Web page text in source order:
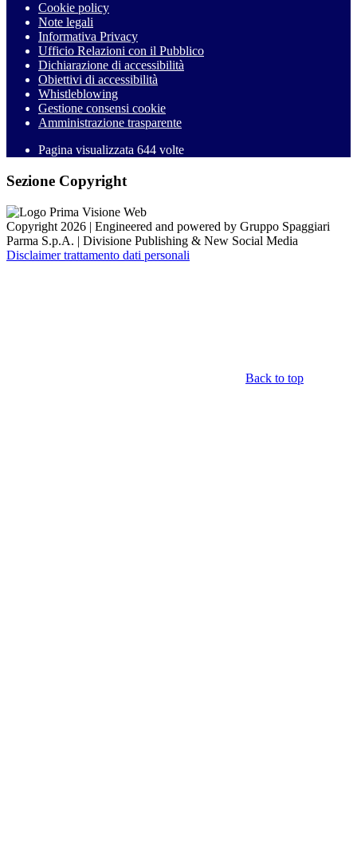
Cookie policy
Note legali
Informativa Privacy
Ufficio Relazioni con il Pubblico
Dichiarazione di accessibilità
Obiettivi di accessibilità
Whistleblowing
Gestione consensi cookie
Amministrazione trasparente
Pagina visualizzata 644 volte
Sezione Copyright
Copyright 2026 | Engineered and powered by Gruppo Spaggiari
Parma S.p.A. | Divisione Publishing & New Social Media
Disclaimer trattamento dati personali
Back to top